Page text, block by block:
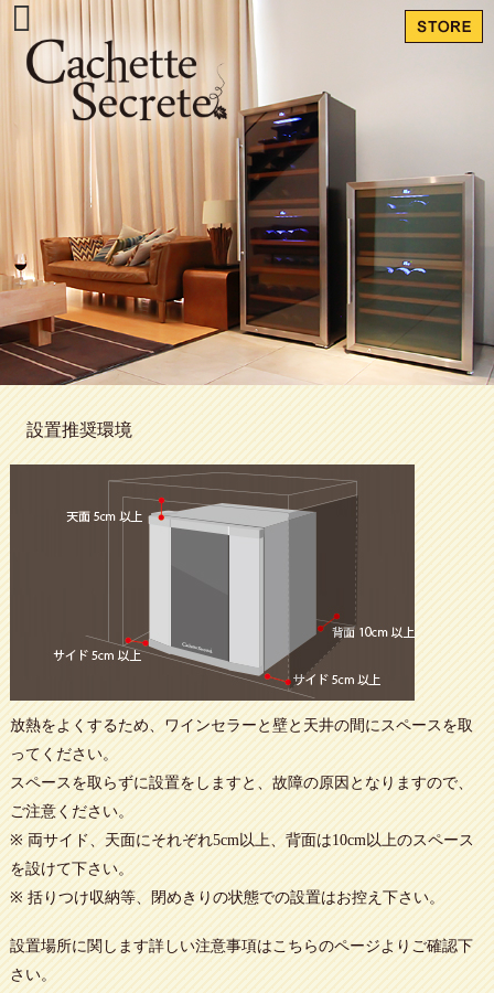
設置推奨環境
放熱をよくするため、ワインセラーと壁と天井の間にスペースを取
ってください。
スペースを取らずに設置をしますと、故障の原因となりますので、
ご注意ください。
※ 両サイド、天面にそれぞれ5cm以上、背面は10cm以上のスペース
を設けて下さい。
※ 括りつけ収納等、閉めきりの状態での設置はお控え下さい。
設置場所に関します詳しい注意事項はこちらのページよりご確認下
さい。